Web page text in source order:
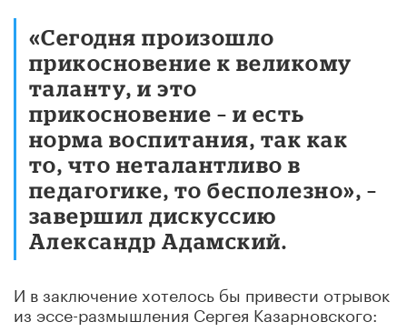
«Сегодня произошло
прикосновение к великому
таланту, и это
прикосновение – и есть
норма воспитания, так как
то, что неталантливо в
педагогике, то бесполезно», –
завершил дискуссию
Александр Адамский.
И в заключение хотелось бы привести отрывок
из эссе-размышления Сергея Казарновского: